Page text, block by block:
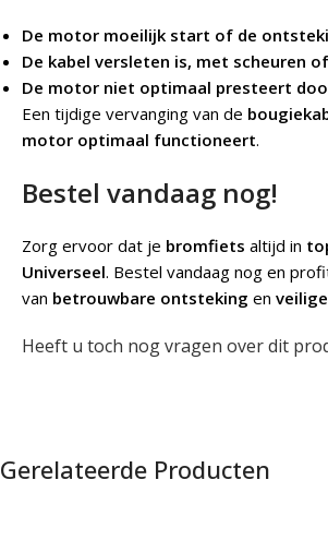
De motor moeilijk start of de
De kabel versleten is, met scheuren
De motor niet optimaal presteert
Een tijdige vervanging van de
motor optimaal functioneert.
Bestel vandaag nog!
Zorg ervoor dat je bromfiets altijd in
Universeel. Bestel vandaag nog en
van betrouwbare ontsteking en
Heeft u toch nog vragen over dit
Gerelateerde Producten